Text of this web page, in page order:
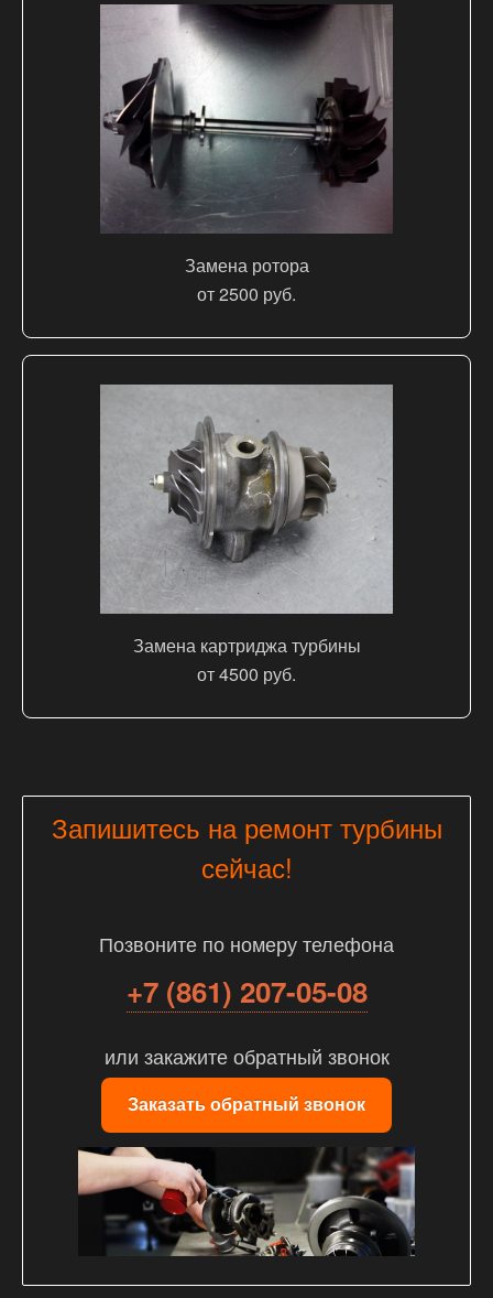
Замена ротора
от 2500 руб.
Замена картриджа турбины
от 4500 руб.
Запишитесь на ремонт турбины
сейчас!
Позвоните по номеру телефона
+7 (861) 207-05-08
или закажите обратный звонок
Заказать обратный звонок